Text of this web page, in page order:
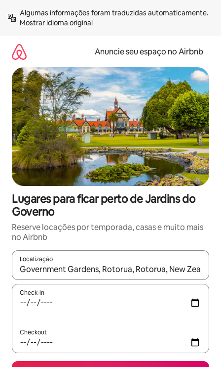
para
Mostrar idioma original
Anuncie seu espaço no Airbnb
Lugares para ficar perto de Jardins do
Governo
Reserve locações por temporada, casas e muito mais
no Airbnb
Localização
Quando os resultados estiverem disponíveis, explore-os
Check-in
Checkout